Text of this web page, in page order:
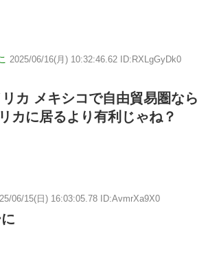
2025/06/16(月) 10:32:46.62 ID:RXLgGyDk0
カ メキシコで自由貿易圏なら
カに居るより有利じゃね？
06/15(日) 16:03:05.78 ID:AvmrXa9X0